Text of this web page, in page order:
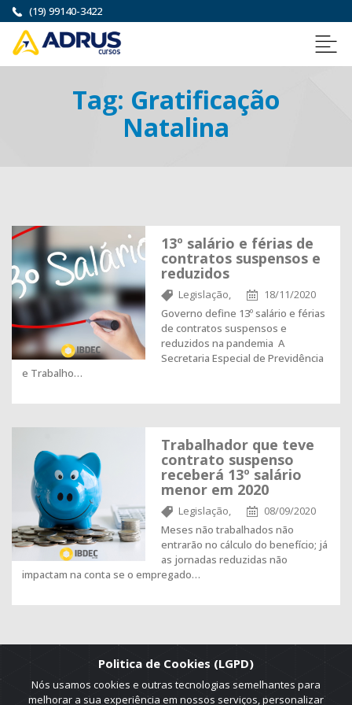
(19) 99140-3422
Tag: Gratificação
Natalina
13º salário e férias de
contratos suspensos e
reduzidos
Legislação,
18/11/2020
Governo define 13º salário e férias
de contratos suspensos e
reduzidos na pandemia A
Secretaria Especial de Previdência
e Trabalho…
Trabalhador que teve
contrato suspenso
receberá 13º salário
menor em 2020
Legislação,
08/09/2020
Meses não trabalhados não
entrarão no cálculo do benefício; já
as jornadas reduzidas não
impactam na conta se o empregado…
Politica de Cookies (LGPD)
Nós usamos cookies e outras tecnologias semelhantes para
melhorar a sua experiência em nossos serviços, personalizar